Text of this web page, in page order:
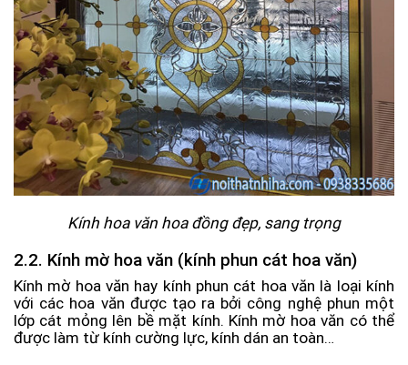
Kính hoa văn hoa đồng đẹp, sang trọng
2.2. Kính mờ hoa văn (kính phun cát hoa văn)
Kính mờ hoa văn hay kính phun cát hoa văn là loại kính
với các hoa văn được tạo ra bởi công nghệ phun một
lớp cát mỏng lên bề mặt kính. Kính mờ hoa văn có thể
được làm từ kính cường lực, kính dán an toàn…